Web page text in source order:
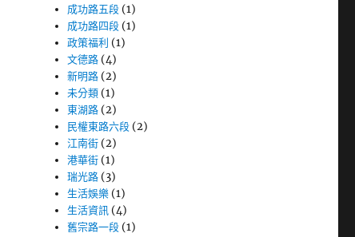
成功路五段 (1)
成功路四段 (1)
政策福利 (1)
文德路 (4)
新明路 (2)
未分類 (1)
東湖路 (2)
民權東路六段 (2)
江南街 (2)
港華街 (1)
瑞光路 (3)
生活娛樂 (1)
生活資訊 (4)
舊宗路一段 (1)